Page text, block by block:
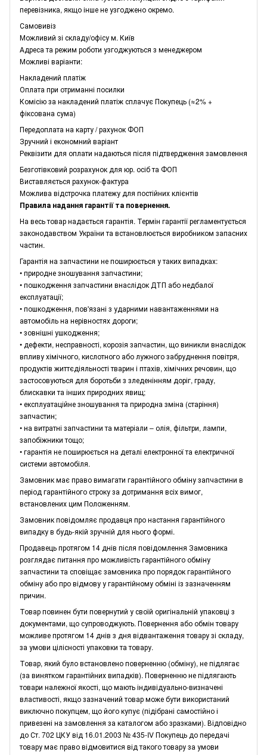
перевізника, якщо інше не узгоджено окремо.
Самовивіз
Можливий зі складу/офісу м. Київ
Адреса та режим роботи узгоджуються з менеджером
Можливі варіанти:
Накладений платіж
Оплата при отриманні посилки
Комісію за накладений платіж сплачує Покупець (≈2% +
фіксована сума)
Передоплата на карту / рахунок ФОП
Зручний і економний варіант
Реквізити для оплати надаються після підтвердження замовлення
Безготівковий розрахунок для юр. осіб та ФОП
Виставляється рахунок-фактура
Можлива відстрочка платежу для постійних клієнтів
Правила надання гарантії та повернення.
На весь товар надається гарантія. Термін гарантії регламентується
законодавством України та встановлюється виробником запасних
частин.
Гарантія на запчастини не поширюється у таких випадках:
• природне зношування запчастини;
• пошкодження запчастини внаслідок ДТП або недбалої
експлуатації;
• пошкодження, пов'язані з ударними навантаженнями на
автомобіль на нерівностях дороги;
• зовнішні ушкодження;
• дефекти, несправності, корозія запчастин, що виникли внаслідок
впливу хімічного, кислотного або лужного забруднення повітря,
продуктів життєдіяльності тварин і птахів, хімічних речовин, що
застосовуються для боротьби з зледенінням доріг, граду,
блискавки та інших природних явищ;
• експлуатаційне зношування та природна зміна (старіння)
запчастин;
• на витратні запчастини та матеріали – олія, фільтри, лампи,
запобіжники тощо;
• гарантія не поширюється на деталі електронної та електричної
системи автомобіля.
Замовник має право вимагати гарантійного обміну запчастини в
період гарантійного строку за дотримання всіх вимог,
встановлених цим Положенням.
Замовник повідомляє продавця про настання гарантійного
випадку в будь-якій зручній для нього формі.
Продавець протягом 14 днів після повідомлення Замовника
розглядає питання про можливість гарантійного обміну
запчастини та сповіщає замовника про порядок гарантійного
обміну або про відмову у гарантійному обміні із зазначенням
причин.
Товар повинен бути повернутий у своїй оригінальній упаковці з
документами, що супроводжують. Повернення або обмін товару
можливе протягом 14 днів з дня відвантаження товару зі складу,
за умови цілісності упаковки та товару.
Товар, який було встановлено поверненню (обміну), не підлягає
(за винятком гарантійних випадків). Поверненню не підлягають
товари належної якості, що мають індивідуально-визначені
властивості, якщо зазначений товар може бути використаний
виключно покупцем, що його купує (підібрані самостійно і
привезені на замовлення за каталогом або зразками). Відповідно
до Ст. 702 ЦКУ від 16.01.2003 № 435-IV Покупець до передачі
товару має право відмовитися від такого товару за умови